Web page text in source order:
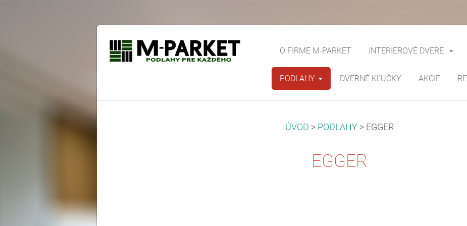
O FIRME M-PARKET INTERIEROVÉ DVERE
PODLAHY DVERNÉ KĽUČKY AKCIE
ÚVOD > PODLAHY > EGGER
EGGER